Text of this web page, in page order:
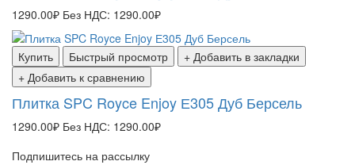
1290.00₽ Без НДС: 1290.00₽
Купить Быстрый просмотр
+ Добавить в закладки
+ Добавить к сравнению
Плитка SPC Royce Enjoy Е305 Дуб Берсель
1290.00₽ Без НДС: 1290.00₽
Подпишитесь на рассылку